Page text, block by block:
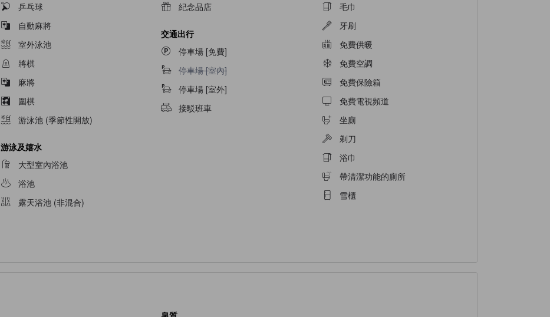
乒乓球
自動麻將
室外泳池
將棋
麻將
圍棋
游泳池 (季節性開放)
游泳及嬉水
大型室內浴池
浴池
露天浴池 (非混合)
紀念品店
交通出行
停車場 [免費]
停車場 [室內]不適用
停車場 [室內]
停車場 [室外]
接駁班車
毛巾
牙刷
免費供暖
免費空調
免費保險箱
免費電視頻道
坐廁
剃刀
浴巾
帶清潔功能的廁所
雪櫃